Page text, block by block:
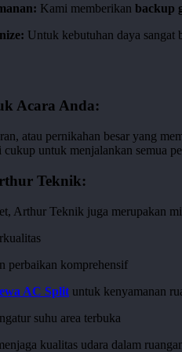
Kami memberikan backup
Untuk kebutuhan daya sangat
Acara Anda:
atau pernikahan besar yang
untuk menjalankan semua
Teknik:
Arthur Teknik juga merupakan
perbaikan komprehensif
AC Split untuk kenyamanan
suhu area terbuka
kualitas udara dalam